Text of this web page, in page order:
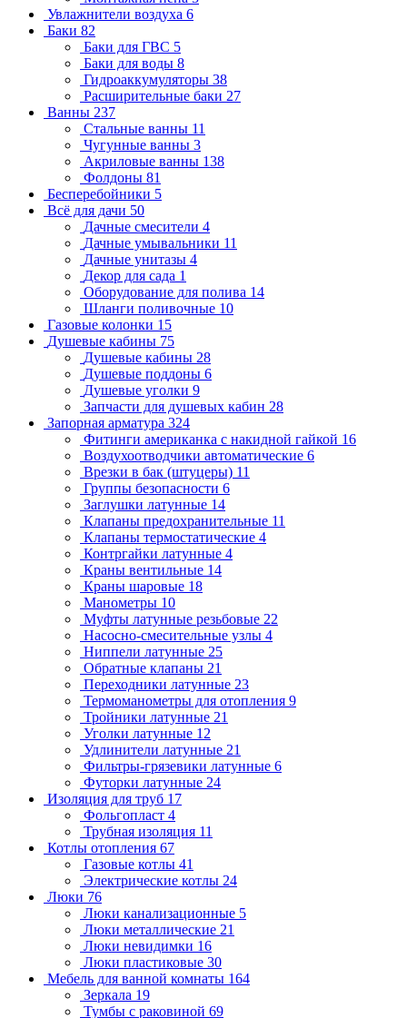
Увлажнители воздуха 6
Баки 82
Баки для ГВС 5
Баки для воды 8
Гидроаккумуляторы 38
Расширительные баки 27
Ванны 237
Стальные ванны 11
Чугунные ванны 3
Акриловые ванны 138
Фолдоны 81
Бесперебойники 5
Всё для дачи 50
Дачные смесители 4
Дачные умывальники 11
Дачные унитазы 4
Декор для сада 1
Оборудование для полива 14
Шланги поливочные 10
Газовые колонки 15
Душевые кабины 75
Душевые кабины 28
Душевые поддоны 6
Душевые уголки 9
Запчасти для душевых кабин 28
Запорная арматура 324
Фитинги американка с накидной гайкой 16
Воздухоотводчики автоматические 6
Врезки в бак (штуцеры) 11
Группы безопасности 6
Заглушки латунные 14
Клапаны предохранительные 11
Клапаны термостатические 4
Контргайки латунные 4
Краны вентильные 14
Краны шаровые 18
Манометры 10
Муфты латунные резьбовые 22
Насосно-смесительные узлы 4
Ниппели латунные 25
Обратные клапаны 21
Переходники латунные 23
Термоманометры для отопления 9
Тройники латунные 21
Уголки латунные 12
Удлинители латунные 21
Фильтры-грязевики латунные 6
Футорки латунные 24
Изоляция для труб 17
Фольгопласт 4
Трубная изоляция 11
Котлы отопления 67
Газовые котлы 41
Электрические котлы 24
Люки 76
Люки канализационные 5
Люки металлические 21
Люки невидимки 16
Люки пластиковые 30
Мебель для ванной комнаты 164
Зеркала 19
Тумбы с раковиной 69